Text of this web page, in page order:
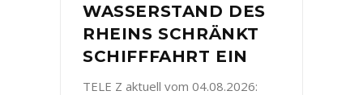
WASSERSTAND DES
RHEINS SCHRÄNKT
SCHIFFFAHRT EIN
TELE Z aktuell vom 04.08.2026: